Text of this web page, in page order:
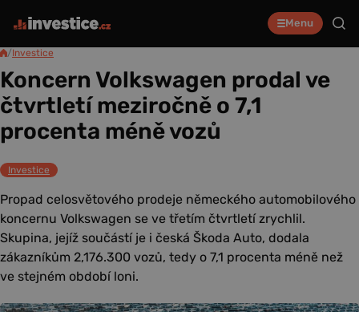
Menu
/Investice
Koncern Volkswagen prodal ve
čtvrtletí meziročně o 7,1
procenta méně vozů
Investice
Propad celosvětového prodeje německého automobilového
koncernu Volkswagen se ve třetím čtvrtletí zrychlil.
Skupina, jejíž součástí je i česká Škoda Auto, dodala
zákazníkům 2,176.300 vozů, tedy o 7,1 procenta méně než
ve stejném období loni.